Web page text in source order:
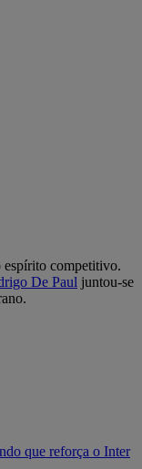
espírito competitivo.
De Paul juntou-se
que reforça o Inter